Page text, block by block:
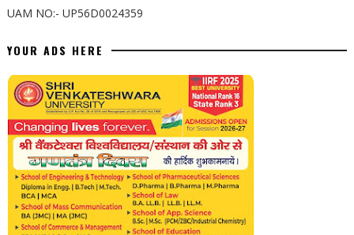
UAM NO:- UP56D0024359
YOUR ADS HERE